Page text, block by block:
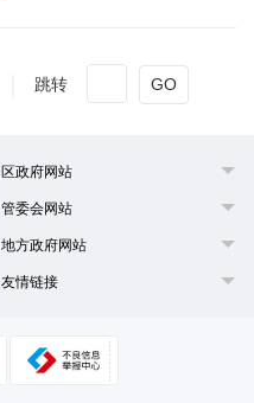
跳转 GO
区政府网站
管委会网站
地方政府网站
友情链接